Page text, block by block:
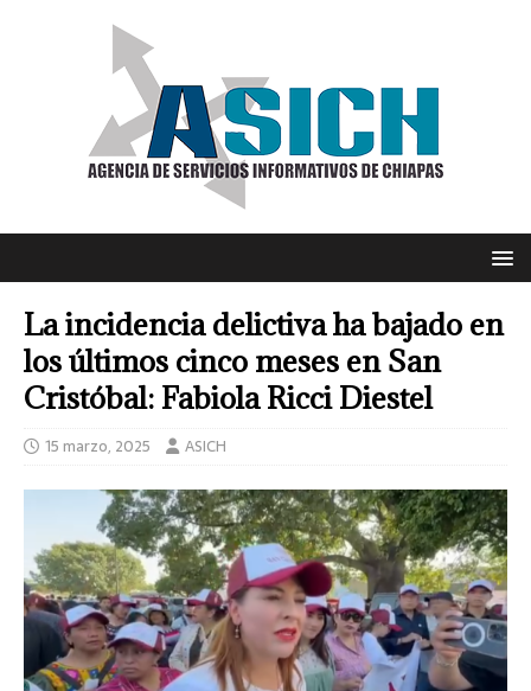
La incidencia delictiva ha bajado en
los últimos cinco meses en San
Cristóbal: Fabiola Ricci Diestel
15 marzo, 2025 ASICH